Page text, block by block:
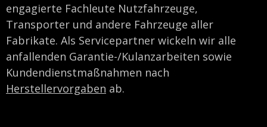
engagierte Fachleute Nutzfahrzeuge,
Transporter und andere Fahrzeuge aller
Fabrikate. Als Servicepartner wickeln wir alle
anfallenden Garantie-/Kulanzarbeiten sowie
Kundendienstmaßnahmen nach
Herstellervorgaben ab.